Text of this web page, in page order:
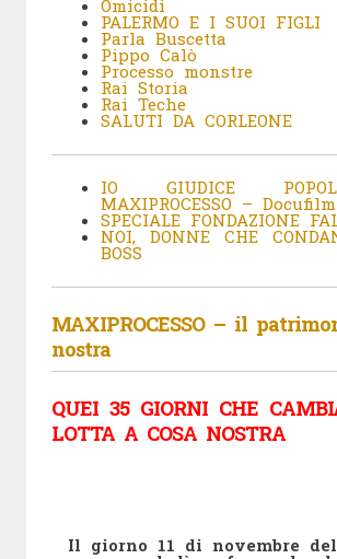
Omicidi
PALERMO E I SUOI FIGLI
Parla Buscetta
Pippo Calò
Processo monstre
Rai Storia
Rai Teche
SALUTI DA CORLEONE
IOGIUDICE
MAXIPROCESSO – Docufilm
SPECIALE FONDAZIONE
NOI, DONNE CHE
BOSS
MAXIPROCESSO – il
nostra
QUEI 35 GIORNI CHE
LOTTA A COSA NOSTRA
Il giorno 11 di novembre